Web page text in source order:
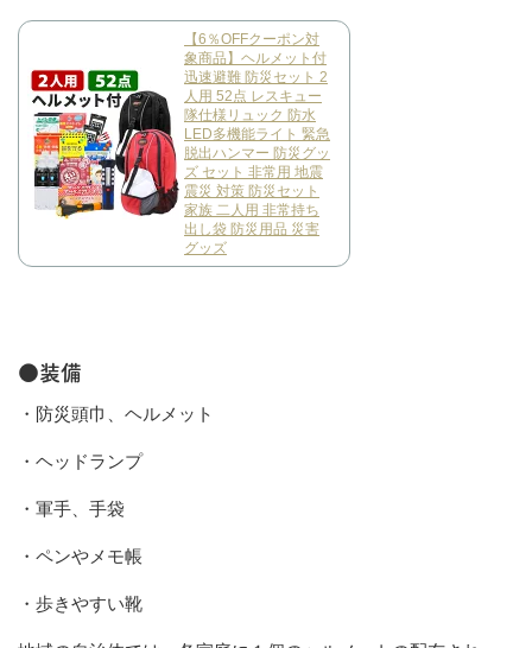
【6％OFFクーポン対
象商品】ヘルメット付
迅速避難 防災セット 2
人用 52点 レスキュー
隊仕様リュック 防水
LED多機能ライト 緊急
脱出ハンマー 防災グッ
ズ セット 非常用 地震
震災 対策 防災セット
家族 二人用 非常持ち
出し袋 防災用品 災害
グッズ
●装備
・防災頭巾、ヘルメット
・ヘッドランプ
・軍手、手袋
・ペンやメモ帳
・歩きやすい靴